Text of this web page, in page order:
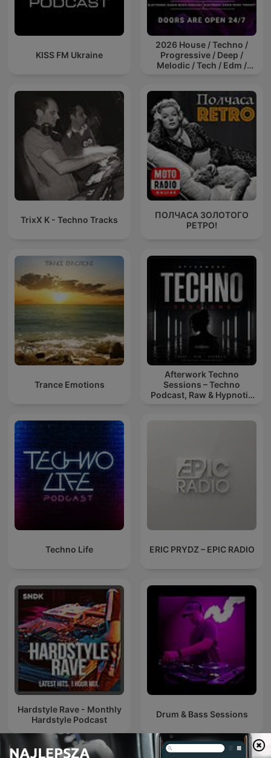
KISS FM Ukraine
2026 House / Techno /
Progressive / Deep /
Melodic / Tech / Edm /
Dance Musi
TrixX K - Techno Tracks
ПОЛЧАСА ЗОЛОТОГО
РЕТРО!
Trance Emotions
Afterwork Techno
Sessions – Techno
Podcast, Raw & Hypnotic
Techno Life ERIC PRYDZ – EPIC RADIO
Hardstyle Rave - Monthly
Hardstyle Podcast
Drum & Bass Sessions